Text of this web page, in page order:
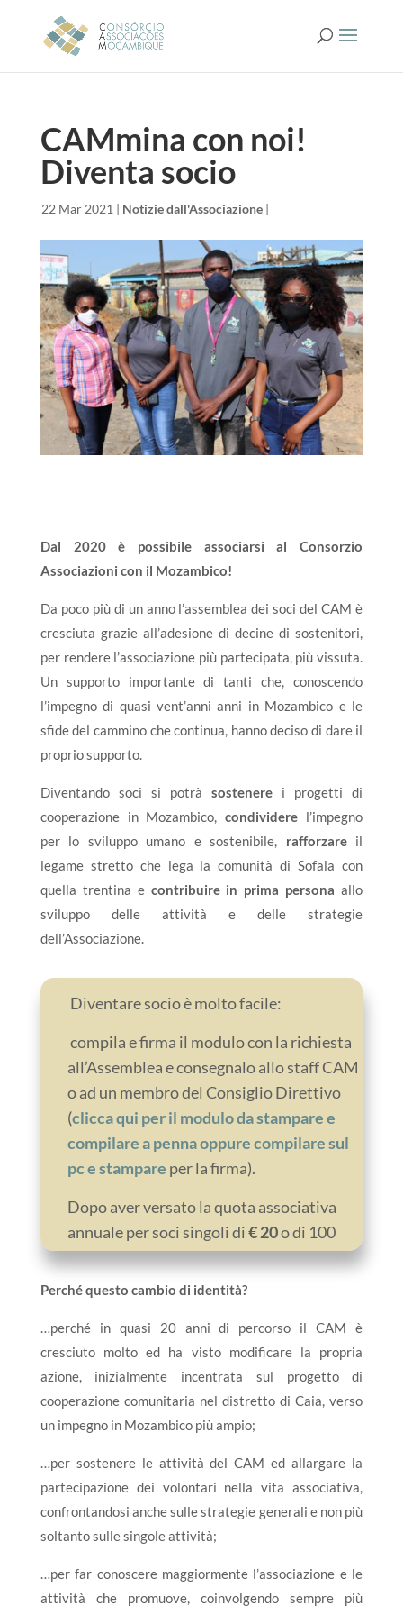
CAMmina con noi!
Diventa socio
22 Mar 2021 | Notizie dall'Associazione|
Dal 2020 è possibile associarsi al Consorzio
Associazioni con il Mozambico!
Da poco più di un anno l’assemblea dei soci del CAM è
cresciuta grazie all’adesione di decine di sostenitori,
per rendere l’associazione più partecipata, più vissuta.
Un supporto importante di tanti che, conoscendo
l’impegno di quasi vent’anni anni in Mozambico e le
sfide del cammino che continua, hanno deciso di dare il
proprio supporto.
Diventando soci si potràsostenere i progetti di
cooperazione in Mozambico,condividere l’impegno
per lo sviluppo umano e sostenibile, rafforzareil
legame stretto che lega la comunità di Sofala con
quella trentina e contribuire in prima personaallo
sviluppo delle attività e delle strategie
dell’Associazione.
Diventare socio è molto facile:
compila e firma il modulo con la richiesta
all’Assembleae consegnalo allo staff CAM
o ad un membro del Consiglio Direttivo
(clicca qui per il modulo da stampare e
compilare a penna oppure compilare sul
pc e stampare per la firma).
Dopo aver versato la quota associativa
annuale per soci singoli di€ 20o di 100
€per gli enti (in contanti oattraverso
bonifico bancario specificando nella
confermata l’accettazione e riceveraiil
materiale di …
BENVENUTO SOCIO!
Perché questo cambio di identità?
…perché in quasi 20 anni di percorso il CAM è
cresciuto molto ed ha visto modificare la propria
azione, inizialmente incentrata sul progetto di
cooperazione comunitaria nel distretto di Caia, verso
un impegno in Mozambico più ampio;
…per sostenere le attività del CAM ed allargare la
partecipazione dei volontari nella vita associativa,
confrontandosi anche sulle strategie generali e non più
soltanto sulle singole attività;
…per far conoscere maggiormente l’associazione e le
attività che promuove, coinvolgendo sempre più